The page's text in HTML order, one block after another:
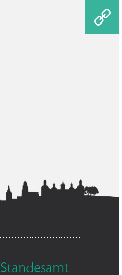
Standesamt